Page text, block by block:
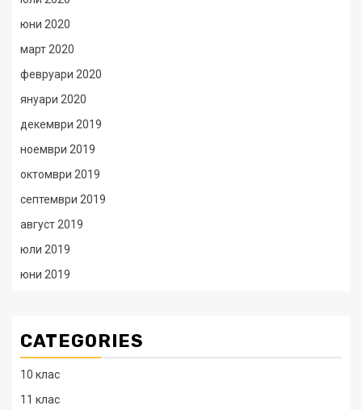
юни 2020
март 2020
февруари 2020
януари 2020
декември 2019
ноември 2019
октомври 2019
септември 2019
август 2019
юли 2019
юни 2019
CATEGORIES
10 клас
11 клас